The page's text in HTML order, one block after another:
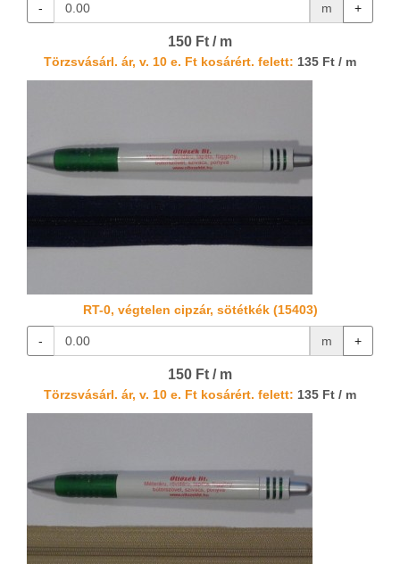
- m +
150 Ft / m
Törzsvásárl. ár, v. 10 e. Ft kosárért. felett: 135 Ft / m
RT-0, végtelen cipzár, sötétkék (15403)
- m +
150 Ft / m
Törzsvásárl. ár, v. 10 e. Ft kosárért. felett: 135 Ft / m